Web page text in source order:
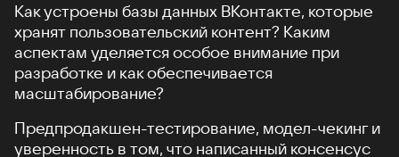
Как устроены базы данных ВКонтакте, которые
хранят пользовательский контент? Каким
аспектам уделяется особое внимание при
разработке и как обеспечивается
масштабирование?
Предпродакшен-тестирование, модел-чекинг и
уверенность в том, что написанный консенсус